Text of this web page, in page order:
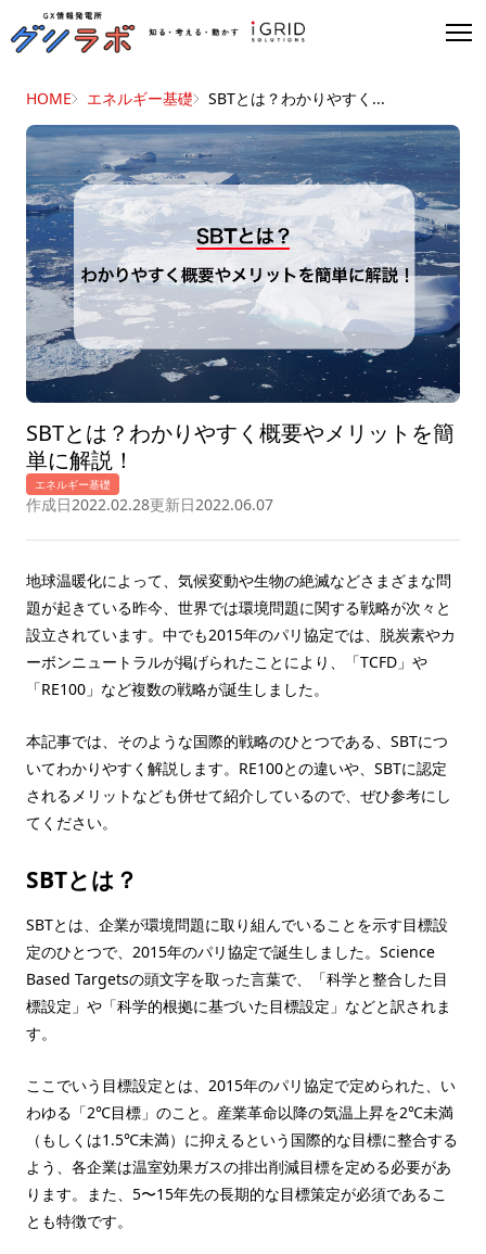
HOME エネルギー基礎 SBTとは？わかりやすく...
エネルギー基礎
作成日2022.02.28更新日2022.06.07
SBTとは？わかりやすく概要やメリットを簡
単に解説！
地球温暖化によって、気候変動や生物の絶滅などさまざまな問
題が起きている昨今、世界では環境問題に関する戦略が次々と
設立されています。中でも2015年のパリ協定では、脱炭素やカ
ーボンニュートラルが掲げられたことにより、「TCFD」や
「RE100」など複数の戦略が誕生しました。
本記事では、そのような国際的戦略のひとつである、SBTにつ
いてわかりやすく解説します。RE100との違いや、SBTに認定
されるメリットなども併せて紹介しているので、ぜひ参考にし
てください。
SBTとは？
SBTとは、企業が環境問題に取り組んでいることを示す目標設
定のひとつで、2015年のパリ協定で誕生しました。Science
Based Targetsの頭文字を取った言葉で、「科学と整合した目
標設定」や「科学的根拠に基づいた目標設定」などと訳されま
す。
ここでいう目標設定とは、2015年のパリ協定で定められた、い
わゆる「2℃目標」のこと。産業革命以降の気温上昇を2℃未満
（もしくは1.5℃未満）に抑えるという国際的な目標に整合する
よう、各企業は温室効果ガスの排出削減目標を定める必要があ
ります。また、5〜15年先の長期的な目標策定が必須であるこ
とも特徴です。